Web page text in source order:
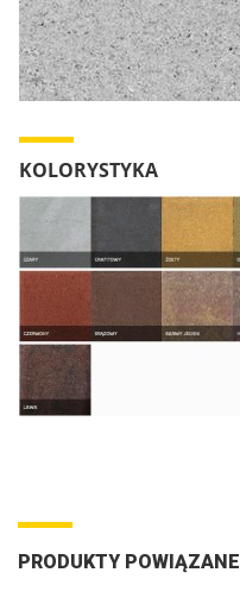
KOLORYSTYKA
PRODUKTY POWIĄZANE